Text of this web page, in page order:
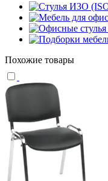
Похожие товары